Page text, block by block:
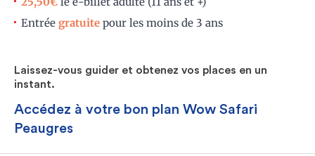
Entrée gratuite pour les moins de 3 ans
Laissez-vous guider et obtenez vos places en un
instant.
Accédez à votre bon plan Wow Safari
Peaugres